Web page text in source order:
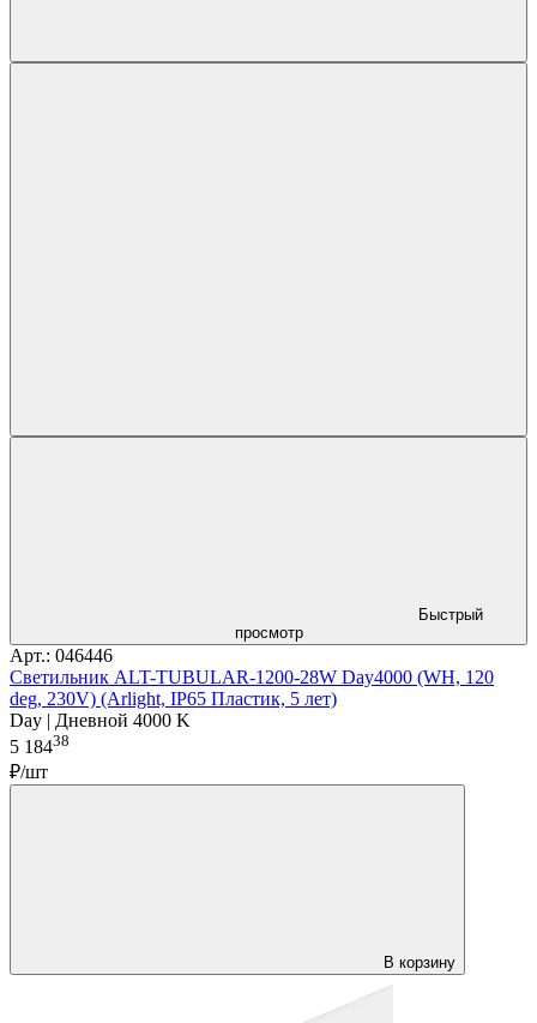
Быстрый
просмотр
Арт.: 046446
Светильник ALT-TUBULAR-1200-28W Day4000 (WH, 120
deg, 230V) (Arlight, IP65 Пластик, 5 лет)
Day | Дневной 4000 K
5 18438
₽/шт
В корзину